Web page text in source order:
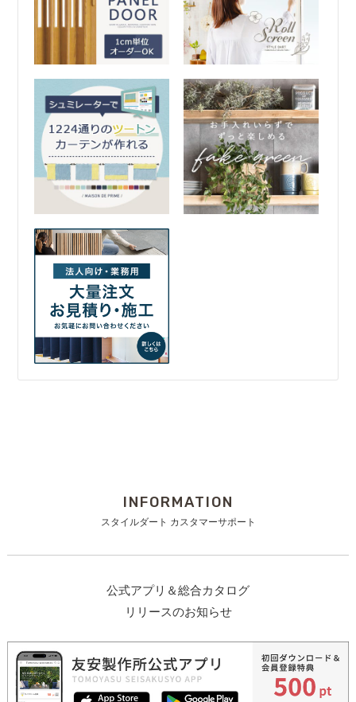
INFORMATION
スタイルダート カスタマーサポート
公式アプリ＆総合カタログ
リリースのお知らせ